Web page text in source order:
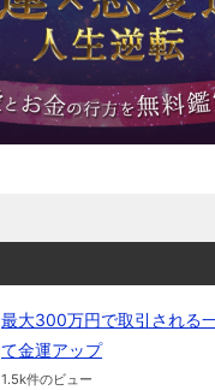
最大300万円で取引される
て金運アップ
1.5k件のビュー